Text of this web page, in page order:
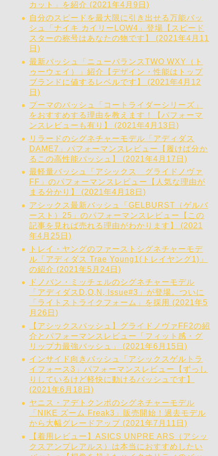
カット」を紹介 (2021年4月9日)
自分のスピードを最大限に引き出せる万能バッ
シュ「ナイキ カイリーLOW4」登場【スピード
スターの称号はあなたの物です】 (2021年4月11
日)
最新バッシュ「ニューバランスTWO WXY（ト
ゥーウェイ）」紹介【デザイン・性能はトップ
ブランドに値するレベルです】 (2021年4月12
日)
プーマのバッシュ「コートライダーシリーズ」
をおすすめする理由を教えます！【パフォーマ
ンスレビューも有り】 (2021年4月13日)
リラードのシグネチャーモデル「アディダス
DAME7」パフォーマンスレビュー【履けば分か
るこの高性能バッシュ】 (2021年4月17日)
最軽量バッシュ「アシックス グライドノヴァ
FF」のパフォーマンスレビュー【人気な理由が
まる分かり】 (2021年4月18日)
アシックス最新バッシュ「GELBURST（ゲルバ
ースト）25」のパフォーマンスレビュー【この
記事を見れば売れる理由がわかります】 (2021
年4月25日)
トレイ・ヤングのファーストシグネチャーモデ
ル「アディダス Trae Young1(トレイヤング1)」
の紹介 (2021年5月24日)
ドノバン・ミッチェルのシグネチャーモデル
「アディダスD,O,N, Issue#3」が登場。ついに
「ライトストライクフォーム」を採用 (2021年5
月26日)
【アシックスバッシュ】グライドノヴァFF2の紹
介とパフォーマンスレビュー「フィット感・グ
リップ力最強バッシュ」 (2021年6月15日)
インサイド向きバッシュ「アシックスゲルトラ
イフォース3」パフォーマンスレビュー【ずっし
りしているけど軽快に動けるバッシュです】
(2021年6月18日)
ヤニス・アデトクンポのシグネチャーモデル
「NIKE ズーム Freak3」販売開始！過去モデル
から大幅グレードアップ (2021年7月11日)
【着用レビュー】ASICS UNPRE ARS（アシッ
クスアンプレアルス）は本当におすすめしたい